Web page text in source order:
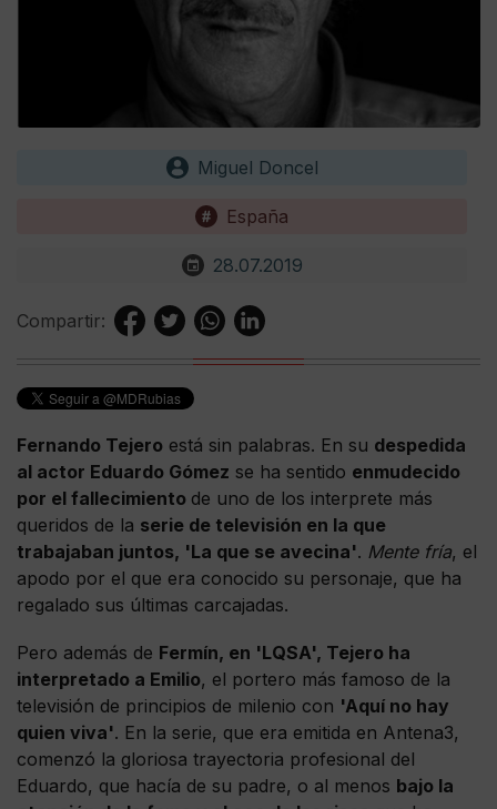
Miguel Doncel
España
28.07.2019
Compartir:
Fernando Tejero está sin palabras. En su despedida
al actor Eduardo Gómez se ha sentido enmudecido
por el fallecimiento de uno de los interprete más
queridos de la serie de televisión en la que
trabajaban juntos, 'La que se avecina'. Mente fría, el
apodo por el que era conocido su personaje, que ha
regalado sus últimas carcajadas.
Pero además de Fermín, en 'LQSA', Tejero ha
interpretado a Emilio, el portero más famoso de la
televisión de principios de milenio con 'Aquí no hay
quien viva'. En la serie, que era emitida en Antena3,
comenzó la gloriosa trayectoria profesional del
Eduardo, que hacía de su padre, o al menos bajo la